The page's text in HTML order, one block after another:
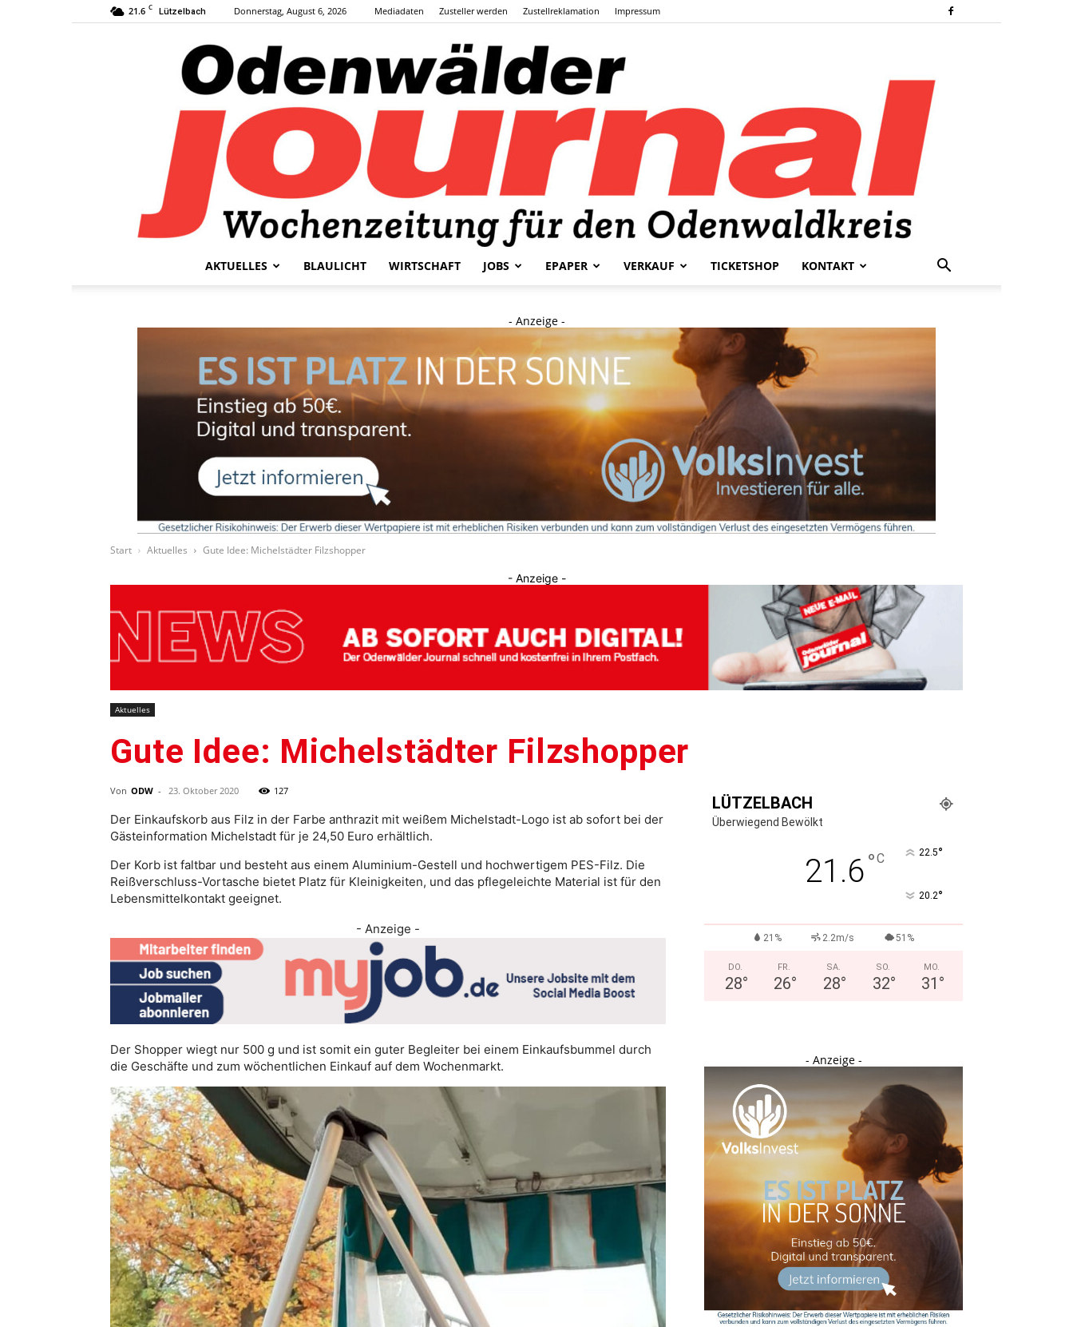
21.6 C Lützelbach Donnerstag, August 6, 2026 Mediadaten Zusteller werden Zustellreklamation Impressum
AKTUELLES BLAULICHT WIRTSCHAFT JOBS EPAPER VERKAUF TICKETSHOP KONTAKT
- Anzeige -
Start Aktuelles Gute Idee: Michelstädter Filzshopper
- Anzeige -
Aktuelles
Gute Idee: Michelstädter Filzshopper
Von ODW - 23. Oktober 2020 127
Der Einkaufskorb aus Filz in der Farbe anthrazit mit weißem Michelstadt-Logo ist ab sofort bei der
Gästeinformation Michelstadt für je 24,50 Euro erhältlich.
Der Korb ist faltbar und besteht aus einem Aluminium-Gestell und hochwertigem PES-Filz. Die
Reißverschluss-Vortasche bietet Platz für Kleinigkeiten, und das pflegeleichte Material ist für den
Lebensmittelkontakt geeignet.
- Anzeige -
Der Shopper wiegt nur 500 g und ist somit ein guter Begleiter bei einem Einkaufsbummel durch
die Geschäfte und zum wöchentlichen Einkauf auf dem Wochenmarkt.
LÜTZELBACH
Überwiegend Bewölkt
21.6°C 22.5°
20.2°
21% 2.2m/s 51%
DO.
28°
FR.
26°
SA.
28°
SO.
32°
MO.
31 °
- Anzeige -